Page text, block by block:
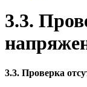
3.3.
3.3. Проверка